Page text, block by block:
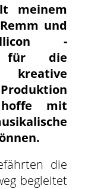
meinem
und
-
für die
mit
die
begleitet